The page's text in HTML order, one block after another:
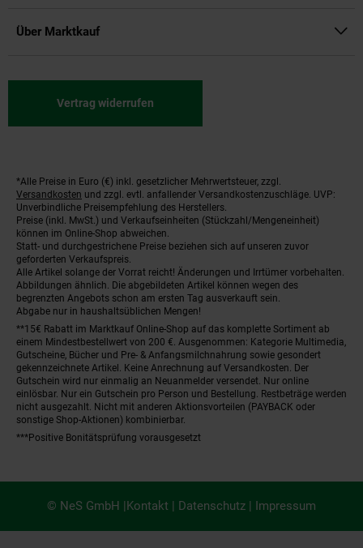
Über Marktkauf
Vertrag widerrufen
Fußnoten
*Alle Preise in Euro (€) inkl. gesetzlicher Mehrwertsteuer, zzgl.
Versandkosten und zzgl. evtl. anfallender Versandkostenzuschläge. UVP:
Unverbindliche Preisempfehlung des Herstellers.
Preise (inkl. MwSt.) und Verkaufseinheiten (Stückzahl/Mengeneinheit)
können im Online-Shop abweichen.
Statt- und durchgestrichene Preise beziehen sich auf unseren zuvor
geforderten Verkaufspreis.
Alle Artikel solange der Vorrat reicht! Änderungen und Irrtümer vorbehalten.
Abbildungen ähnlich. Die abgebildeten Artikel können wegen des
begrenzten Angebots schon am ersten Tag ausverkauft sein.
Abgabe nur in haushaltsüblichen Mengen!
**15€ Rabatt im Marktkauf Online-Shop auf das komplette Sortiment ab
einem Mindestbestellwert von 200 €. Ausgenommen: Kategorie Multimedia,
Gutscheine, Bücher und Pre- & Anfangsmilchnahrung sowie gesondert
gekennzeichnete Artikel. Keine Anrechnung auf Versandkosten. Der
Gutschein wird nur einmalig an Neuanmelder versendet. Nur online
einlösbar. Nur ein Gutschein pro Person und Bestellung. Restbeträge werden
nicht ausgezahlt. Nicht mit anderen Aktionsvorteilen (PAYBACK oder
sonstige Shop-Aktionen) kombinierbar.
***Positive Bonitätsprüfung vorausgesetzt
© NeS GmbH |Kontakt | Datenschutz | Impressum